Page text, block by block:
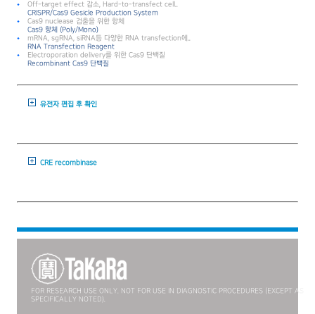
Off-target effect 감소, Hard-to-transfect cell..
CRISPR/Cas9 Gesicle Production System
Cas9 nuclease 검출을 위한 항체
Cas9 항체 (Poly/Mono)
mRNA, sgRNA, siRNA등 다양한 RNA transfection에..
RNA Transfection Reagent
Electroporation delivery를 위한 Cas9 단백질
Recombinant Cas9 단백질
유전자 편집 후 확인
CRE recombinase
FOR RESEARCH USE ONLY. NOT FOR USE IN DIAGNOSTIC PROCEDURES (EXCEPT AS
SPECIFICALLY NOTED).